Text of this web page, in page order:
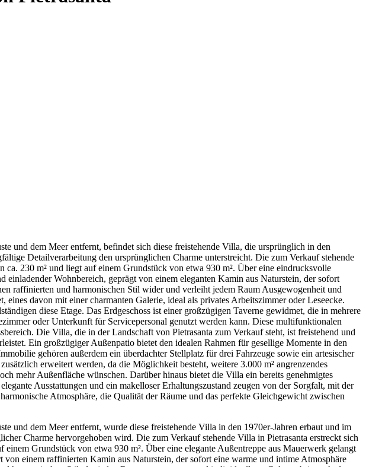
und dem Meer entfernt, befindet sich diese freistehende Villa, die ursprünglich in den
Detailverarbeitung den ursprünglichen Charme unterstreicht. Die zum Verkauf stehende
230 m² und liegt auf einem Grundstück von etwa 930 m². Über eine eindrucksvolle
einladender Wohnbereich, geprägt von einem eleganten Kamin aus Naturstein, der sofort
raffinierten und harmonischen Stil wider und verleiht jedem Raum Ausgewogenheit und
davon mit einer charmanten Galerie, ideal als privates Arbeitszimmer oder Leseecke.
diese Etage. Das Erdgeschoss ist einer großzügigen Taverne gewidmet, die in mehrere
oder Unterkunft für Servicepersonal genutzt werden kann. Diese multifunktionalen
Die Villa, die in der Landschaft von Pietrasanta zum Verkauf steht, ist freistehend und
Ein großzügiger Außenpatio bietet den idealen Rahmen für gesellige Momente in den
gehören außerdem ein überdachter Stellplatz für drei Fahrzeuge sowie ein artesischer
erweitert werden, da die Möglichkeit besteht, weitere 3.000 m² angrenzendes
mehr Außenfläche wünschen. Darüber hinaus bietet die Villa ein bereits genehmigtes
Ausstattungen und ein makelloser Erhaltungszustand zeugen von der Sorgfalt, mit der
Atmosphäre, die Qualität der Räume und das perfekte Gleichgewicht zwischen
und dem Meer entfernt, wurde diese freistehende Villa in den 1970er-Jahren erbaut und im
Charme hervorgehoben wird. Die zum Verkauf stehende Villa in Pietrasanta erstreckt sich
Grundstück von etwa 930 m². Über eine elegante Außentreppe aus Mauerwerk gelangt
einem raffinierten Kamin aus Naturstein, der sofort eine warme und intime Atmosphäre